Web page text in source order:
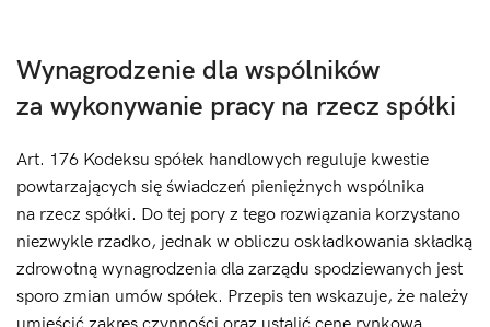
Wynagrodzenie dla wspólników
za wykonywanie pracy na rzecz spółki
Art. 176 Kodeksu spółek handlowych reguluje kwestie
powtarzających się świadczeń pieniężnych wspólnika
na rzecz spółki. Do tej pory z tego rozwiązania korzystano
niezwykle rzadko, jednak w obliczu oskładkowania składką
zdrowotną wynagrodzenia dla zarządu spodziewanych jest
sporo zmian umów spółek. Przepis ten wskazuje, że należy